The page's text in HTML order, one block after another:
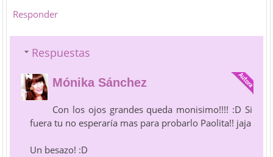
Responder
Respuestas
Mónika Sánchez
Con los ojos grandes queda monisimo!!!! :D Si
fuera tu no esperaría mas para probarlo Paolita!! jaja
Un besazo! :D